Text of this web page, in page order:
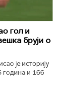
гол и
бруји о
је историју
година и 166